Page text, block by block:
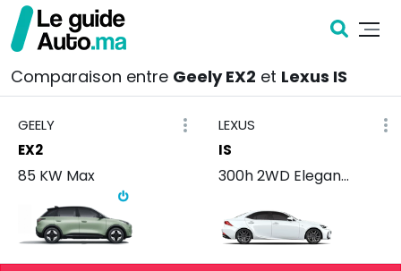
Comparaison entre Geely EX2 et Lexus IS
GEELY
EX2
85 KW Max
LEXUS
IS
300h 2WD Elegance